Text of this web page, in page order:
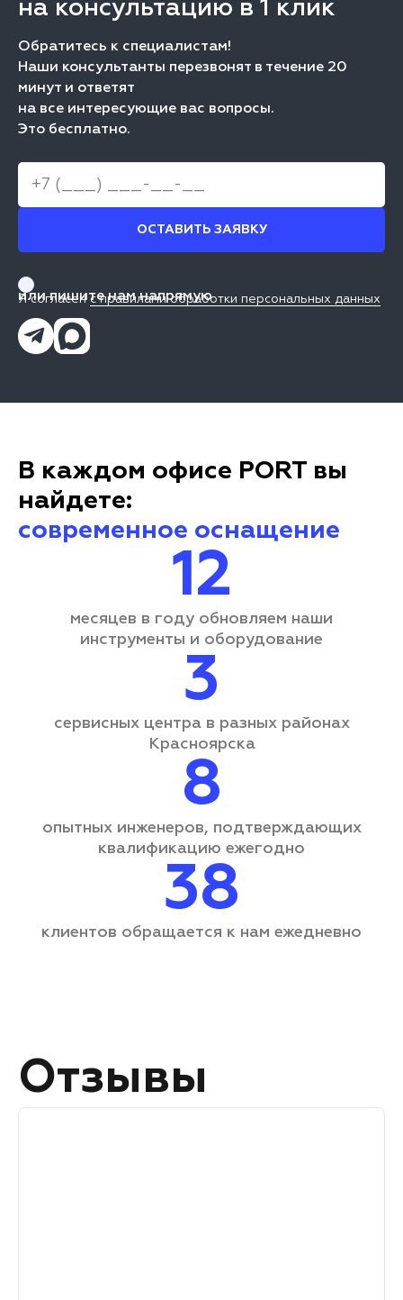
на консультацию в 1 клик
Обратитесь к специалистам!
Наши консультанты перезвонят в течение 20
минут и ответят
на все интересующие вас вопросы.
Это бесплатно.
ОСТАВИТЬ ЗАЯВКУ
Я согласен с правилами обработки персональных данных
или пишите нам напрямую
В каждом офисе PORT вы
найдете:
современное оснащение
12
месяцев в году обновляем наши
инструменты и оборудование
3
сервисных центра в разных районах
Красноярска
8
опытных инженеров, подтверждающих
квалификацию ежегодно
38
клиентов обращается к нам ежедневно
Отзывы